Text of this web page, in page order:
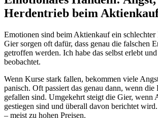
Herdentrieb beim
Emotionen sind beim Aktienkauf ein schlechter
Gier sorgen oft dafür, dass genau die falschen
getroffen werden. Ich habe das selbst erlebt
beobachtet.
Wenn Kurse stark fallen, bekommen viele
panisch. Oft passiert das genau dann, wenn die
gefallen sind. Umgekehrt steigt die Gier, wenn
gestiegen sind und überall davon berichtet
– meist zu hohen Preisen.